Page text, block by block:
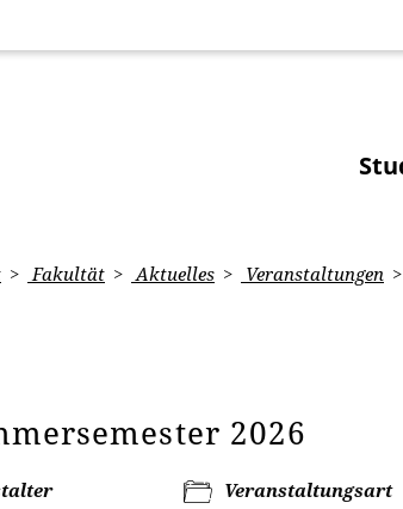
Fakultät Aktuelles Veranstaltungen
2026
Veranstaltungsart